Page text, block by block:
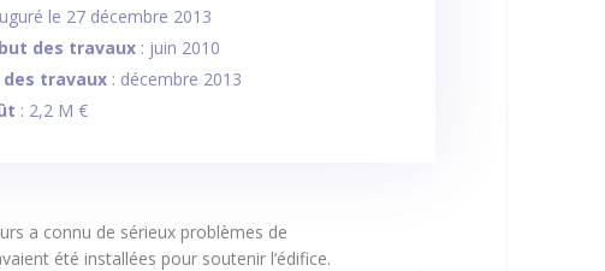
le 27 décembre 2013
des travaux : juin 2010
des travaux : décembre 2013
: 2,2 M €
a connu de sérieux problèmes de
été installées pour soutenir l’édifice.